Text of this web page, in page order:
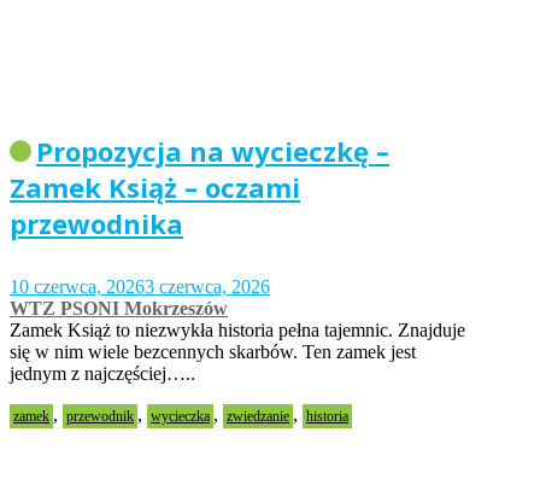
Propozycja na wycieczkę –
Zamek Książ – oczami
przewodnika
10 czerwca, 20263 czerwca, 2026
WTZ PSONI Mokrzeszów
Zamek Książ to niezwykła historia pełna tajemnic. Znajduje
się w nim wiele bezcennych skarbów. Ten zamek jest
jednym z najczęściej…..
zamek , przewodnik , wycieczka , zwiedzanie , historia